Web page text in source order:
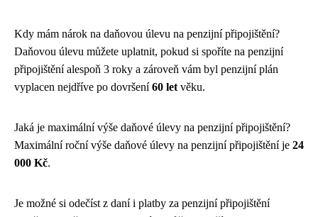
Kdy mám nárok na daňovou úlevu na penzijní připojištění?
Daňovou úlevu můžete uplatnit, pokud si spoříte na penzijní
připojištění alespoň 3 roky a zároveň vám byl penzijní plán
vyplacen nejdříve po dovršení60 let věku.
Jaká je maximální výše daňové úlevy na penzijní připojištění?
Maximální roční výše daňové úlevy na penzijní připojištění je 24
000 Kč.
Je možné si odečíst z daní i platby za penzijní připojištění